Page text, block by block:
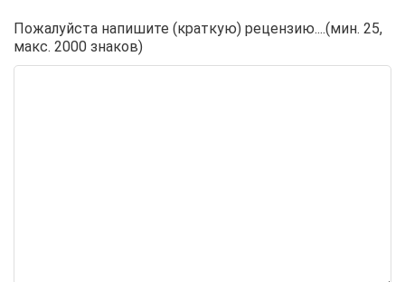
Пожалуйста напишите (краткую) рецензию....(мин. 25,
макс. 2000 знаков)